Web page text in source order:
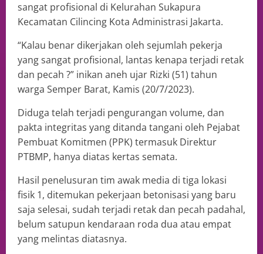
sangat profisional di Kelurahan Sukapura
Kecamatan Cilincing Kota Administrasi Jakarta.
“Kalau benar dikerjakan oleh sejumlah pekerja
yang sangat profisional, lantas kenapa terjadi retak
dan pecah ?” inikan aneh ujar Rizki (51) tahun
warga Semper Barat, Kamis (20/7/2023).
Diduga telah terjadi pengurangan volume, dan
pakta integritas yang ditanda tangani oleh Pejabat
Pembuat Komitmen (PPK) termasuk Direktur
PTBMP, hanya diatas kertas semata.
Hasil penelusuran tim awak media di tiga lokasi
fisik 1, ditemukan pekerjaan betonisasi yang baru
saja selesai, sudah terjadi retak dan pecah padahal,
belum satupun kendaraan roda dua atau empat
yang melintas diatasnya.